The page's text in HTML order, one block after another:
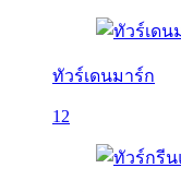
ทัวร์เดนมาร์ก
12